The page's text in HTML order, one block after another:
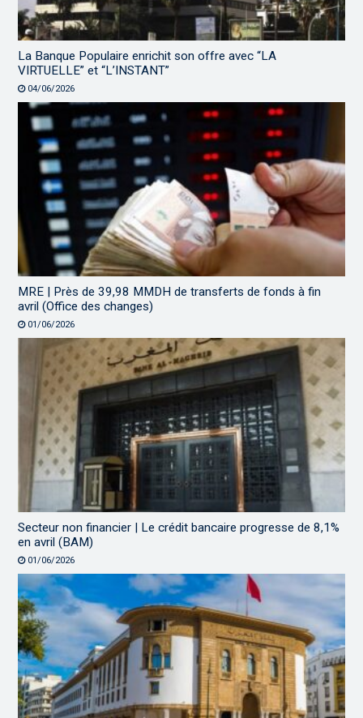
La Banque Populaire enrichit son offre avec “LA
VIRTUELLE” et “L’INSTANT”
04/06/2026
MRE | Près de 39,98 MMDH de transferts de fonds à fin
avril (Office des changes)
01/06/2026
Secteur non financier | Le crédit bancaire progresse de 8,1%
en avril (BAM)
01/06/2026